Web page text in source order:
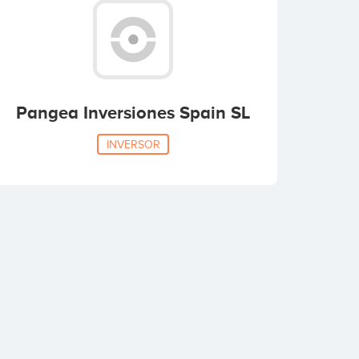
Pangea Inversiones Spain SL
INVERSOR